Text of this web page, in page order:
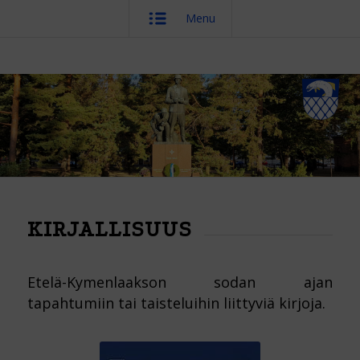
Menu
KIRJALLISUUS
Etelä-Kymenlaakson sodan ajan
tapahtumiin tai taisteluihin liittyviä kirjoja.